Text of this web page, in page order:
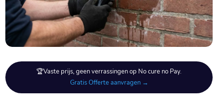
🏆Vaste prijs, geen verrassingen op No cure no Pay.
Gratis Offerte aanvragen →